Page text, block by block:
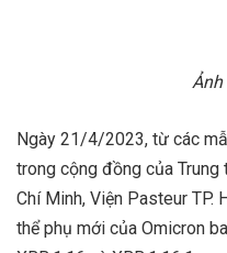
Ảnh
Ngày 21/4/2023, từ các
trong cộng đồng của Trung
Chí Minh, Viện Pasteur TP.
thể phụ mới của Omicron